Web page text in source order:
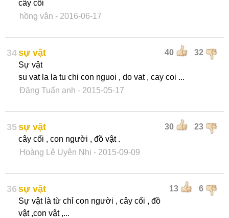
cây cối
hồng vân - 2016-06-17
34 40 32
sự vật
Sự vật
su vat la la tu chi con nguoi , do vat , cay coi ...
Đặng Tuấn anh - 2015-05-17
35 30 23
sự vật
cây cối , con người , đồ vật .
Hoàng Lê Uyên Nhi - 2015-09-09
36 13 6
sự vật
Sự vật là từ chỉ con người , cây cối , đồ
vật ,con vật ,...